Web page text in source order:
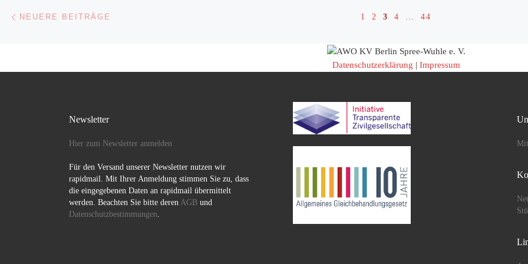
Beitragsnavigation
NEUERE BEITRÄGE 1 2 3 4 … 44
Datenschutzerklärung | Impressum
Newsletter
Hier zum Newsletter anmelden
Für den Versand unserer Newsletter nutzen wir
rapidmail. Mit Ihrer Anmeldung stimmen Sie zu, dass
die eingegebenen Daten an rapidmail übermittelt
werden. Beachten Sie bitte deren AGB und
Datenschutzbestimmungen